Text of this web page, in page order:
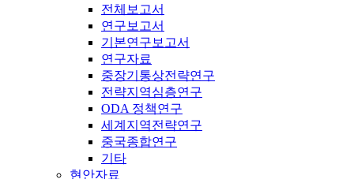
전체보고서
연구보고서
기본연구보고서
연구자료
중장기통상전략연구
전략지역심층연구
ODA 정책연구
세계지역전략연구
중국종합연구
기타
현안자료